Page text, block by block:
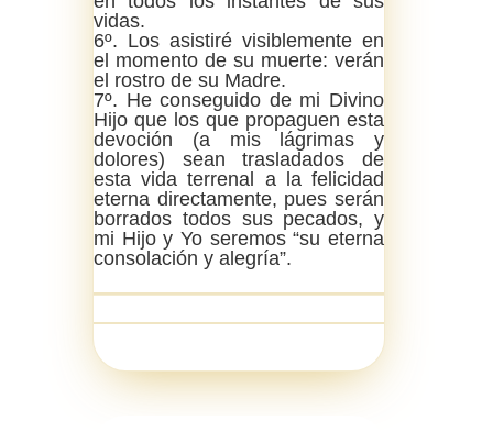
vidas.
6º. Los asistiré visiblemente en
el momento de su muerte: verán
el rostro de su Madre.
7º. He conseguido de mi Divino
Hijo que los que propaguen esta
devoción (a mis lágrimas y
dolores) sean trasladados de
esta vida terrenal a la felicidad
eterna directamente, pues serán
borrados todos sus pecados, y
mi Hijo y Yo seremos “su eterna
consolación y alegría”.